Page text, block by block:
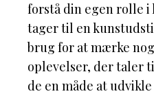
forstå din egen rolle
tager til en
brug for at mærke
oplevelser, der taler
de en måde at